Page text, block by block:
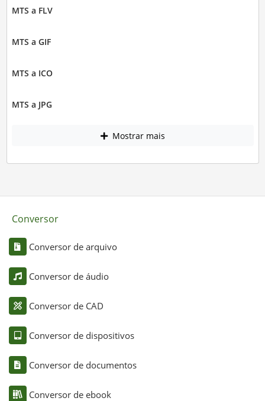
MTS a FLV
MTS a GIF
MTS a ICO
MTS a JPG
Mostrar mais
Conversor
Conversor de arquivo
Conversor de áudio
Conversor de CAD
Conversor de dispositivos
Conversor de documentos
Conversor de ebook